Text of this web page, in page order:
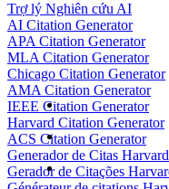
Trợ lý Nghiên cứu AI
AI Citation Generator
APA Citation Generator
MLA Citation Generator
Chicago Citation Generator
AMA Citation Generator
IEEE Citation Generator
Harvard Citation Generator
ACS Citation Generator
Generador de Citas Harvard
Gerador de Citações